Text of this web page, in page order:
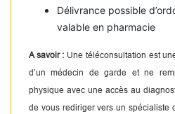
Délivrance possible
valable en pharmacie
A savoir : Une téléconsultation est
d’un médecin de garde et ne
physique avec une accès au
de vous rediriger vers un spécialiste